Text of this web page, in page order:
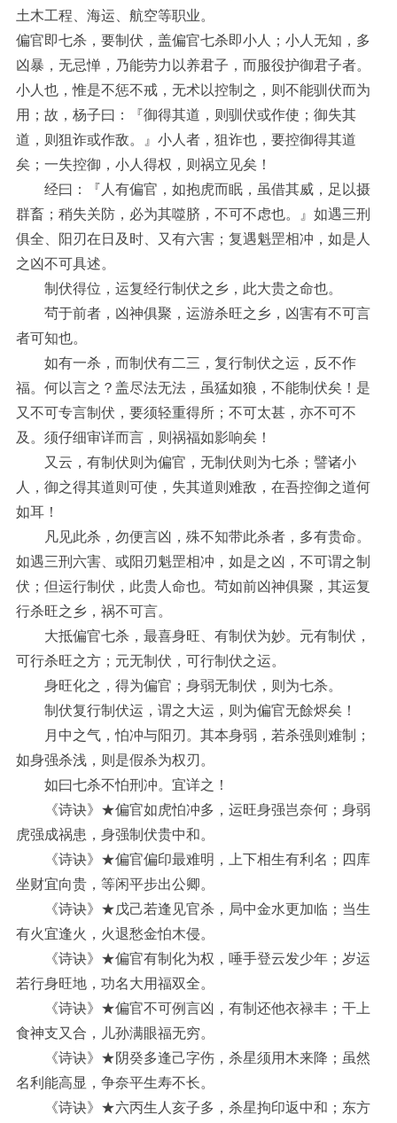
土木工程、海运、航空等职业。
偏官即七杀，要制伏，盖偏官七杀即小人；小人无知，多
凶暴，无忌惮，乃能劳力以养君子，而服役护御君子者。
小人也，惟是不惩不戒，无术以控制之，则不能驯伏而为
用；故，杨子曰：『御得其道，则驯伏或作使；御失其
道，则狙诈或作敌。』小人者，狙诈也，要控御得其道
矣；一失控御，小人得权，则祸立见矣！
经曰：『人有偏官，如抱虎而眠，虽借其威，足以摄
群畜；稍失关防，必为其噬脐，不可不虑也。』如遇三刑
俱全、阳刃在日及时、又有六害；复遇魁罡相冲，如是人
之凶不可具述。
制伏得位，运复经行制伏之乡，此大贵之命也。
茍于前者，凶神俱聚，运游杀旺之乡，凶害有不可言
者可知也。
如有一杀，而制伏有二三，复行制伏之运，反不作
福。何以言之？盖尽法无法，虽猛如狼，不能制伏矣！是
又不可专言制伏，要须轻重得所；不可太甚，亦不可不
及。须仔细审详而言，则祸福如影响矣！
又云，有制伏则为偏官，无制伏则为七杀；譬诸小
人，御之得其道则可使，失其道则难敌，在吾控御之道何
如耳！
凡见此杀，勿便言凶，殊不知带此杀者，多有贵命。
如遇三刑六害、或阳刃魁罡相冲，如是之凶，不可谓之制
伏；但运行制伏，此贵人命也。茍如前凶神俱聚，其运复
行杀旺之乡，祸不可言。
大抵偏官七杀，最喜身旺、有制伏为妙。元有制伏，
可行杀旺之方；元无制伏，可行制伏之运。
身旺化之，得为偏官；身弱无制伏，则为七杀。
制伏复行制伏运，谓之大运，则为偏官无餘烬矣！
月中之气，怕冲与阳刃。其本身弱，若杀强则难制；
如身强杀浅，则是假杀为权刃。
如曰七杀不怕刑冲。宜详之！
《诗诀》★偏官如虎怕冲多，运旺身强岂奈何；身弱
虎强成祸患，身强制伏贵中和。
《诗诀》★偏官偏印最难明，上下相生有利名；四库
坐财宜向贵，等闲平步出公卿。
《诗诀》★戊己若逢见官杀，局中金水更加临；当生
有火宜逢火，火退愁金怕木侵。
《诗诀》★偏官有制化为权，唾手登云发少年；岁运
若行身旺地，功名大用福双全。
《诗诀》★偏官不可例言凶，有制还他衣禄丰；干上
食神支又合，儿孙满眼福无穷。
《诗诀》★阴癸多逢己字伤，杀星须用木来降；虽然
名利能高显，争奈平生寿不长。
《诗诀》★六丙生人亥子多，杀星拘印返中和；东方